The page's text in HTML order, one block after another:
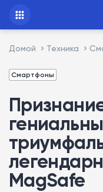
Домой Техника
Смартфоны
MagSafe